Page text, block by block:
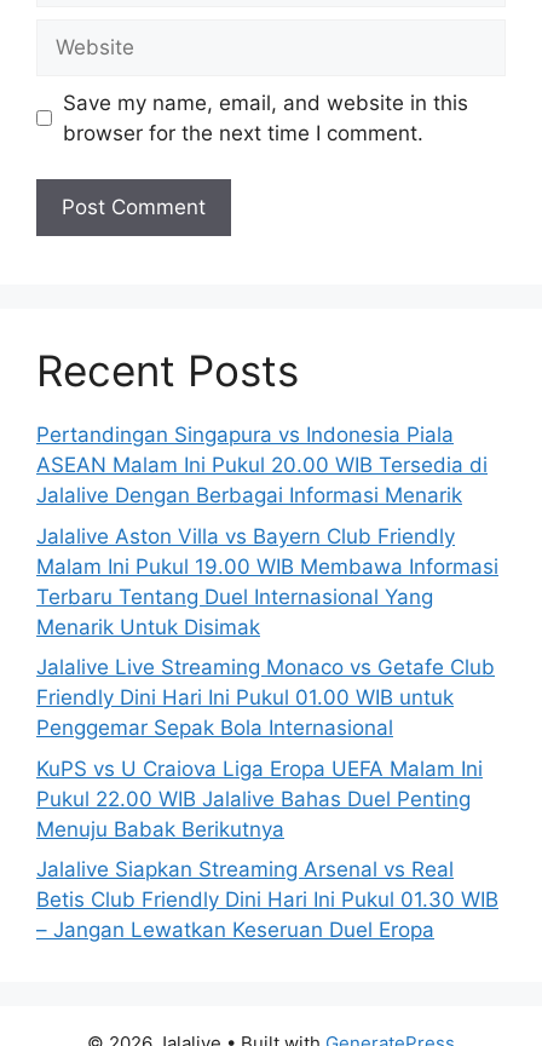
Save my name, email, and website in this
browser for the next time I comment.
Recent Posts
Pertandingan Singapura vs Indonesia Piala
ASEAN Malam Ini Pukul 20.00 WIB Tersedia di
Jalalive Dengan Berbagai Informasi Menarik
Jalalive Aston Villa vs Bayern Club Friendly
Malam Ini Pukul 19.00 WIB Membawa Informasi
Terbaru Tentang Duel Internasional Yang
Menarik Untuk Disimak
Jalalive Live Streaming Monaco vs Getafe Club
Friendly Dini Hari Ini Pukul 01.00 WIB untuk
Penggemar Sepak Bola Internasional
KuPS vs U Craiova Liga Eropa UEFA Malam Ini
Pukul 22.00 WIB Jalalive Bahas Duel Penting
Menuju Babak Berikutnya
Jalalive Siapkan Streaming Arsenal vs Real
Betis Club Friendly Dini Hari Ini Pukul 01.30 WIB
– Jangan Lewatkan Keseruan Duel Eropa